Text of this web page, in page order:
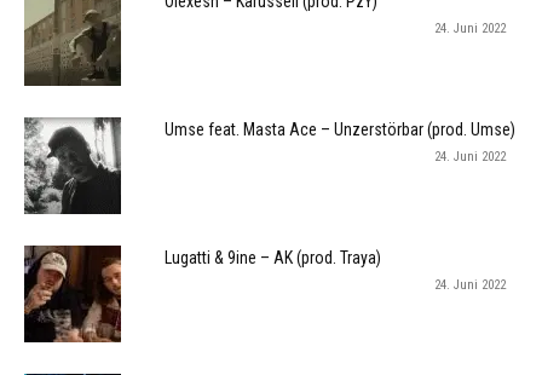
24. Juni 2022
Umse feat. Masta Ace – Unzerstörbar (prod. Umse)
24. Juni 2022
Lugatti & 9ine – AK (prod. Traya)
24. Juni 2022